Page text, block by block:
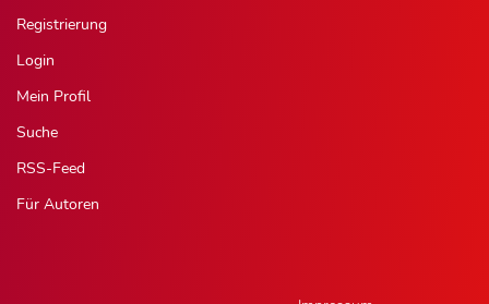
Registrierung
Login
Mein Profil
Suche
RSS-Feed
Für Autoren